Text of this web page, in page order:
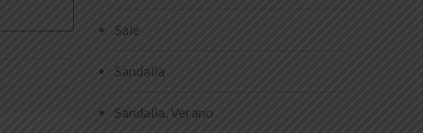
Sale
Sandalia
Sandalia, Verano